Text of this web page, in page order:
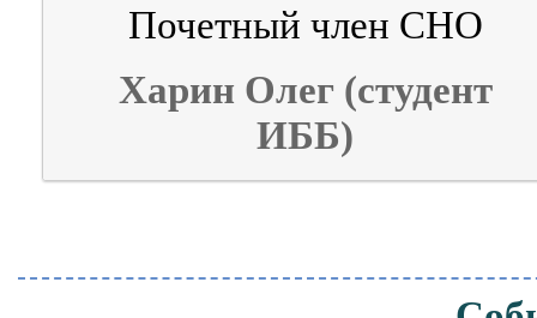
Почетный член СНО
Харин Олег (студент
ИББ)